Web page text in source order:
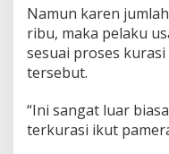
j
n
g
T
e
Namun karen
ribu, maka pelaku
sesuai proses
tersebut.
“Ini sangat luar
terkurasi ikut